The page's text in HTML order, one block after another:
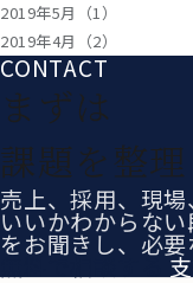
2019年5月（1）
2019年4月（2）
CONTACT
まずは
課題を整
売上、採用、現
いいかわからな
をお聞きし、必要
無料で相談する